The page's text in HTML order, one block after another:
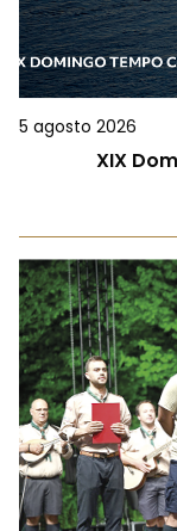
5 agosto 2026
XIX